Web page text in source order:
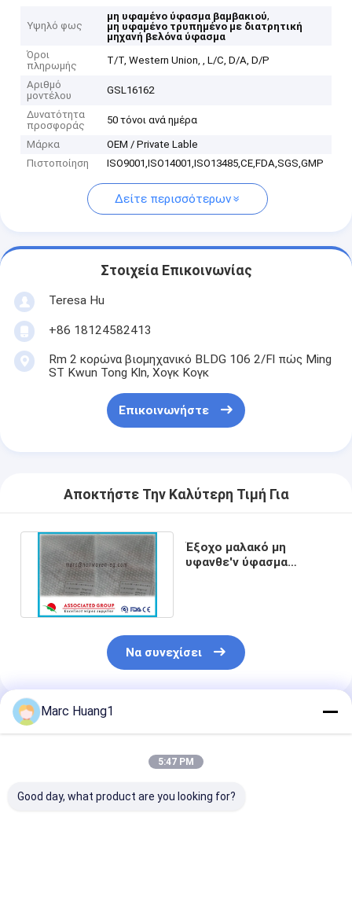
Υψηλό φως
μη υφαμένο ύφασμα βαμβακιού,
μη υφαμένο τρυπημένο με διατρητική
μηχανή βελόνα ύφασμα
Όροι
πληρωμής
T/T, Western Union, , L/C, D/A, D/P
Αριθμό
μοντέλου
GSL16162
Δυνατότητα
προσφοράς
50 τόνοι ανά ημέρα
Μάρκα
OEM / Private Lable
Πιστοποίηση
ISO9001,ISO14001,ISO13485,CE,FDA,SGS,GMP
Δείτε περισσότερων
Στοιχεία Επικοινωνίας
Teresa Hu
+86 18124582413
Rm 2 κορώνα βιομηχανικό BLDG 106 2/Fl πώς Ming
ST Kwun Tong Kln, Χογκ Κογκ
Επικοινωνήστε
Αποκτήστε Την Καλύτερη Τιμή Για
Έξοχο μαλακό μη
υφανθε'ν ύφασμα
Να συνεχίσει
Συνιστώμενα Προϊόντα
Marc Huang1
5:47 PM
Good day, what product are you looking for?